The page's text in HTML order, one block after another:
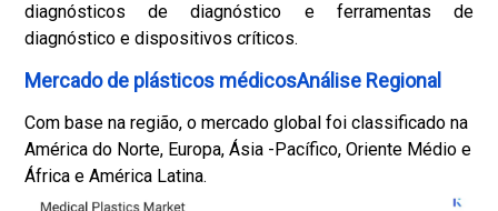
diagnósticos de diagnóstico e ferramentas de
diagnóstico e dispositivos críticos.
Mercado de plásticos médicosAnálise Regional
Com base na região, o mercado global foi classificado na
América do Norte, Europa, Ásia -Pacífico, Oriente Médio e
África e América Latina.